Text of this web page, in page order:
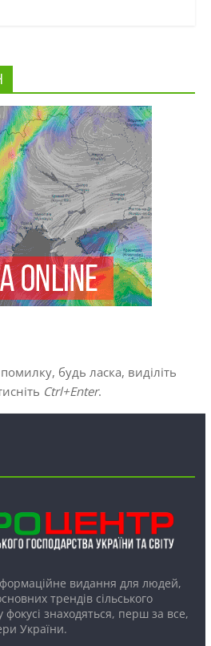
будь ласка, виділіть
Ctrl+Enter.
видання для людей,
трендів сільського
знаходяться, перш за все,
України.